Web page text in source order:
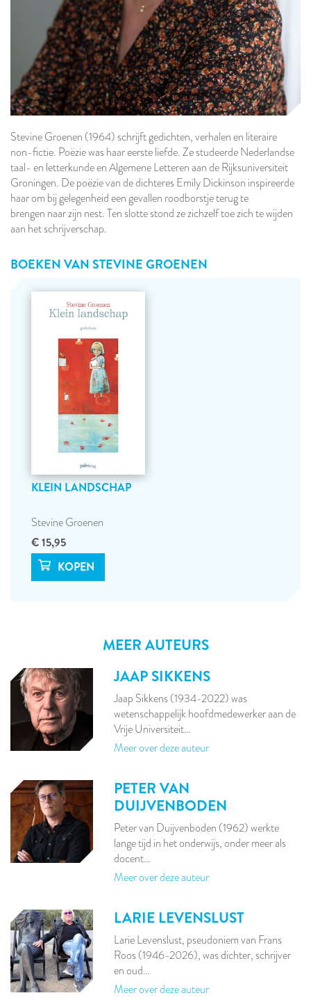
Stevine Groenen (1964) schrijft gedichten, verhalen en literaire
non-fictie. Poëzie was haar eerste liefde. Ze studeerde Nederlandse
taal- en letterkunde en Algemene Letteren aan de Rijksuniversiteit
Groningen. De poëzie van de dichteres Emily Dickinson inspireerde
haar om bij gelegenheid een gevallen roodborstje terug te
brengen naar zijn nest. Ten slotte stond ze zichzelf toe zich te wijden
aan het schrijverschap.
BOEKEN VANSTEVINE GROENEN
KLEIN LANDSCHAP
Stevine Groenen
€ 15,95
MEER AUTEURS
JAAP SIKKENS
Jaap Sikkens (1934-2022) was
wetenschappelijk hoofdmedewerker aan de
Vrije Universiteit…
Meer over deze auteur
PETER VAN
DUIJVENBODEN
Peter van Duijvenboden (1962) werkte
lange tijd in het onderwijs, onder meer als
docent…
Meer over deze auteur
LARIE LEVENSLUST
Larie Levenslust, pseudoniem van Frans
Roos (1946-2026), was dichter, schrijver
en oud…
Meer over deze auteur